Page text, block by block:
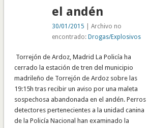
el andén
30/01/2015 | Archivo no
encontrado: Drogas/Explosivos
Torrejón de Ardoz, Madrid La Policía ha
cerrado la estación de tren del municipio
madrileño de Torrejón de Ardoz sobre las
19:15h tras recibir un aviso por una maleta
sospechosa abandonada en el andén. Perros
detectores pertenecientes a la unidad canina
de la Policía Nacional han examinado la